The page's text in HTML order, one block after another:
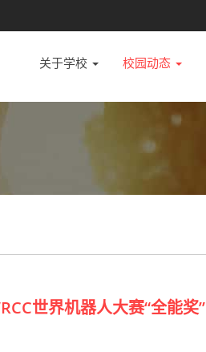
关于学校 校园动态
世界机器人大赛“全能奖”